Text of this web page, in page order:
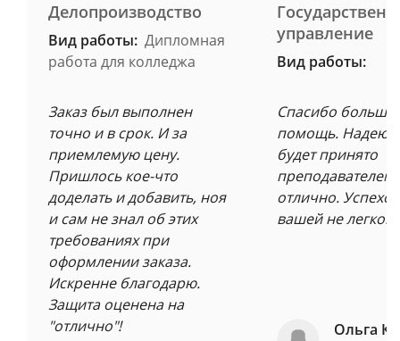
Делопроизводство
Вид работы: Дипломная
работа для колледжа
Заказ был выполнен
точно и в срок. И за
приемлемую цену.
Пришлось кое-что
доделать и добавить, ноя
и сам не знал об этих
требованиях при
оформлении заказа.
Искренне благодарю.
Защита оценена на
"отлично"!
управление
Вид работы:
Спасибо
помощь.
будет принято
преподавателем
отлично.
вашей не легкой
Ольга